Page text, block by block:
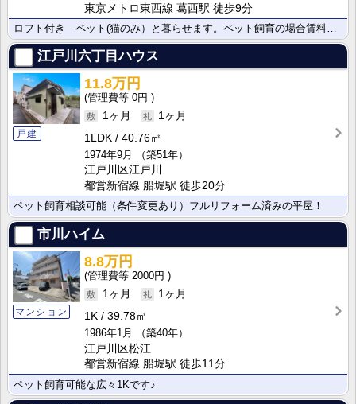
東京メトロ東西線 葛西駅 徒歩9分
ロフト付き ペット(猫のみ）と暮らせます。ペット飼育の場合賃料5,000円アップします。
江戸川六丁目ハウス
戸建
11.8万円
0円
1ヶ月
1ヶ月
1LDK
40.76㎡
1974年9月
（築51年）
江戸川区江戸川
都営新宿線 船堀駅 徒歩20分
ペット飼育相談可能（条件変更あり）フルリフォーム済みの平屋！
市川ハイム
マンション
8.8万円
2000円
1ヶ月
1ヶ月
1K
39.78㎡
1986年1月
（築40年）
江戸川区松江
都営新宿線 船堀駅 徒歩11分
ペット飼育可能な広々1Kです♪